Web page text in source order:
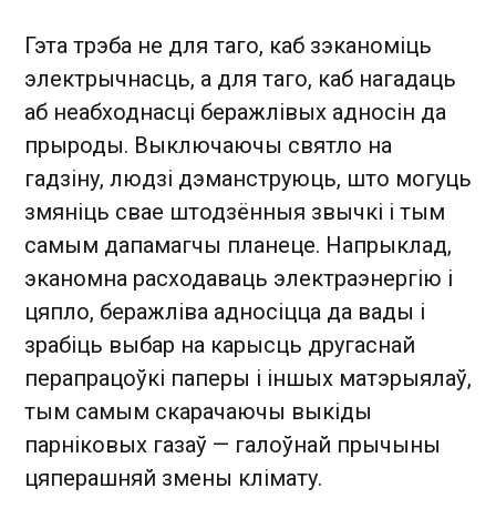
Гэта трэба не для таго, каб зэканоміць
электрычнасць, а для таго, каб нагадаць
аб неабходнасці беражлівых адносін да
прыроды. Выключаючы святло на
гадзіну, людзі дэманструюць, што могуць
змяніць свае штодзённыя звычкі і тым
самым дапамагчы планеце. Напрыклад,
эканомна расходаваць электраэнергію і
цяпло, беражліва адносіцца да вады і
зрабіць выбар на карысць другаснай
перапрацоўкі паперы і іншых матэрыялаў,
тым самым скарачаючы выкіды
парніковых газаў — галоўнай прычыны
цяперашняй змены клімату.